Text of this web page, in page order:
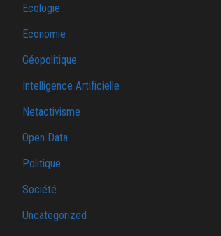
Ecologie
Economie
Géopolitique
Intelligence Artificielle
Netactivisme
Open Data
Politique
Société
Uncategorized